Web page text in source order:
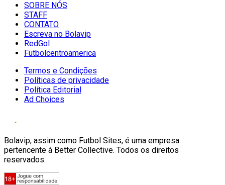
SOBRE NÓS
STAFF
CONTATO
Escreva no Bolavip
RedGol
Futbolcentroamerica
Termos e Condições
Políticas de privacidade
Política Editorial
Ad Choices
Bolavip, assim como Futbol Sites, é uma empresa
pertencente à Better Collective. Todos os direitos
reservados.